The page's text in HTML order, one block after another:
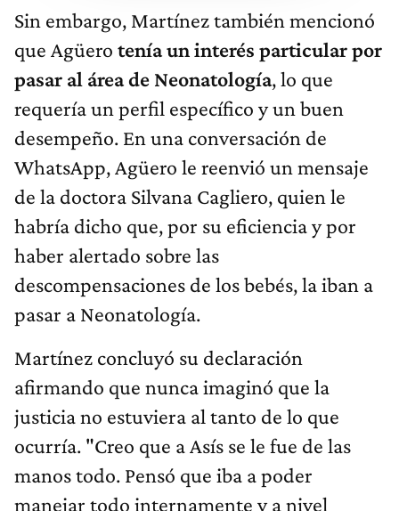
Sin embargo, Martínez también mencionó
que Agüero tenía un interés particular por
pasar al área de Neonatología, lo que
requería un perfil específico y un buen
desempeño. En una conversación de
WhatsApp, Agüero le reenvió un mensaje
de la doctora Silvana Cagliero, quien le
habría dicho que, por su eficiencia y por
haber alertado sobre las
descompensaciones de los bebés, la iban a
pasar a Neonatología.
Martínez concluyó su declaración
afirmando que nunca imaginó que la
justicia no estuviera al tanto de lo que
ocurría. "Creo que a Asís se le fue de las
manos todo. Pensó que iba a poder
manejar todo internamente y a nivel